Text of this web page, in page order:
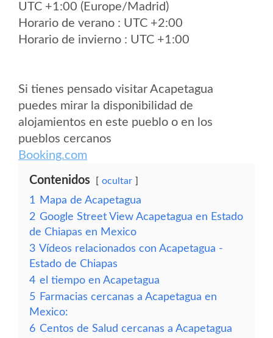
UTC +1:00 (Europe/Madrid)
Horario de verano : UTC +2:00
Horario de invierno : UTC +1:00
Si tienes pensado visitar Acapetagua
puedes mirar la disponibilidad de
alojamientos en este pueblo o en los
pueblos cercanos
Booking.com
Contenidos ocultar
1
Mapa de Acapetagua
2 Google Street View Acapetagua en Estado
de Chiapas en Mexico
3 Vídeos relacionados con Acapetagua -
Estado de Chiapas
4 el tiempo en Acapetagua
5 Farmacias cercanas a Acapetagua en
Mexico:
6 Centos de Salud cercanas a Acapetagua